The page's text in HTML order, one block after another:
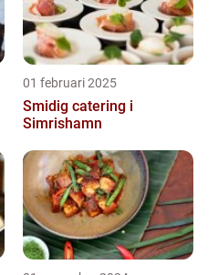
01 februari 2025
Smidig catering i
Simrishamn